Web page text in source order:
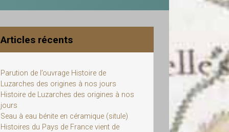
Articles récents
Parution de l’ouvrage Histoire de
Luzarches des origines à nos jours
Histoire de Luzarches des origines à nos
jours
Seau à eau bénite en céramique (situle)
Histoires du Pays de France vient de